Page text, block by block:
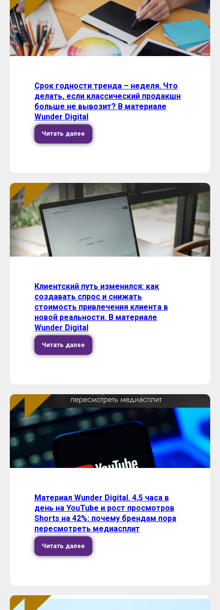
Срок годности тренда – неделя. Что
делать, если классический продакшн
больше не вывозит? В материале
Wunder Digital
Читать далее
Клиентский путь изменился: как
создавать спрос и снижать
стоимость привлечения клиента в
новой реальности. В материале
Wunder Digital
Читать далее
Материал Wunder Digital. 4,5 часа в
день на YouTube и рост просмотров
Shorts на 42%: почему брендам пора
пересмотреть медиасплит
Читать далее